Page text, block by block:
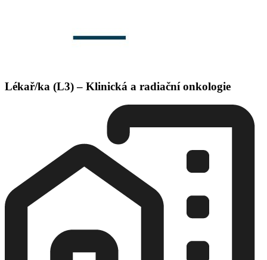
Lékař/ka (L3) – Klinická a radiační onkologie